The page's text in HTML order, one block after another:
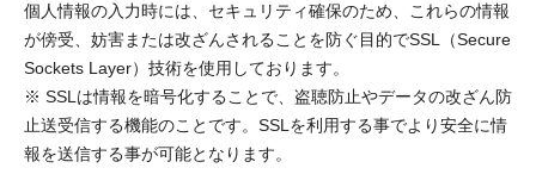
個人情報の入力時には、セキュリティ確保のため、これらの情報
が傍受、妨害または改ざんされることを防ぐ目的でSSL（Secure
Sockets Layer）技術を使用しております。
※ SSLは情報を暗号化することで、盗聴防止やデータの改ざん防
止送受信する機能のことです。SSLを利用する事でより安全に情
報を送信する事が可能となります。